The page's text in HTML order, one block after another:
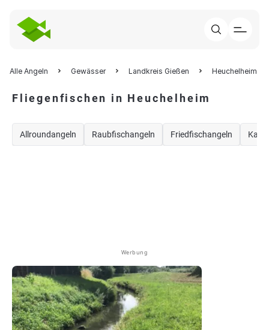
Alle Angeln Gewässer Landkreis Gießen Heuchelheim
Fliegenfischen in Heuchelheim
Allroundangeln Raubfischangeln Friedfischangeln
Werbung